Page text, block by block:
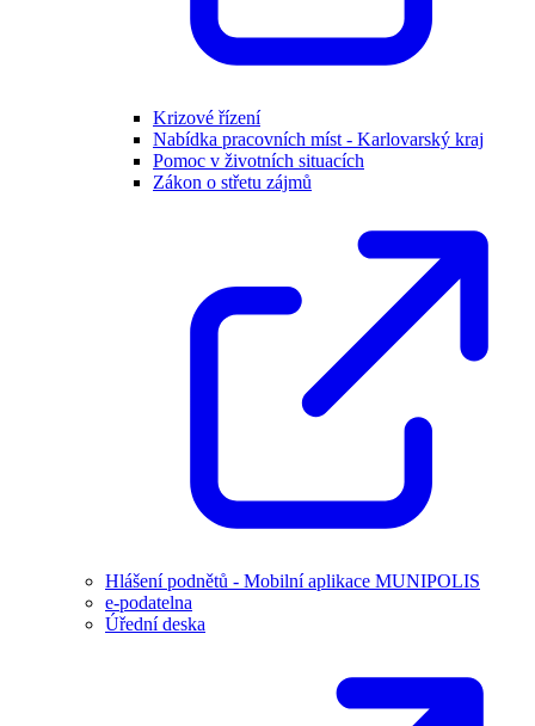
Krizové řízení
Nabídka pracovních míst - Karlovarský kraj
Pomoc v životních situacích
Zákon o střetu zájmů
Hlášení podnětů - Mobilní aplikace MUNIPOLIS
e-podatelna
Úřední deska